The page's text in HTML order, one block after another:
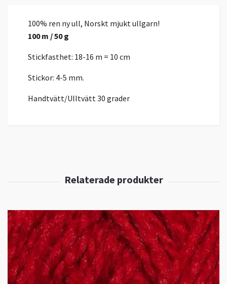
100% ren ny ull, Norskt mjukt ullgarn!
100 m / 50 g
Stickfasthet: 18-16 m = 10 cm
Stickor: 4-5 mm.
Handtvätt/Ulltvätt 30 grader